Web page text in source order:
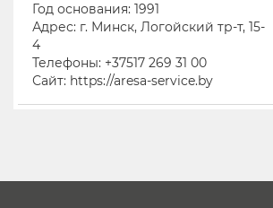
Год основания: 1991
Адрес: г. Минск, Логойский тр-т, 15-
4
Телефоны: +37517 269 31 00
Сайт: https://aresa-service.by